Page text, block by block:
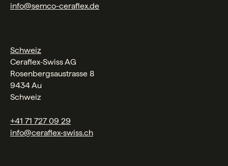
info@semco-ceraflex.de
Schweiz
Ceraflex‑Swiss AG
Rosenbergsaustrasse 8
9434 Au
Schweiz
+41 71 727 09 29
info@ceraflex-swiss.ch